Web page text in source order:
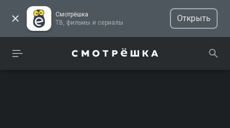
Смотрёшка
ТВ, фильмы и сериалы
Открыть